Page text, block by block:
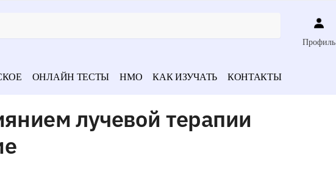
Профиль
ОНЛАЙН ТЕСТЫ НМО КАК ИЗУЧАТЬ КОНТАКТЫ
лучевой терапии